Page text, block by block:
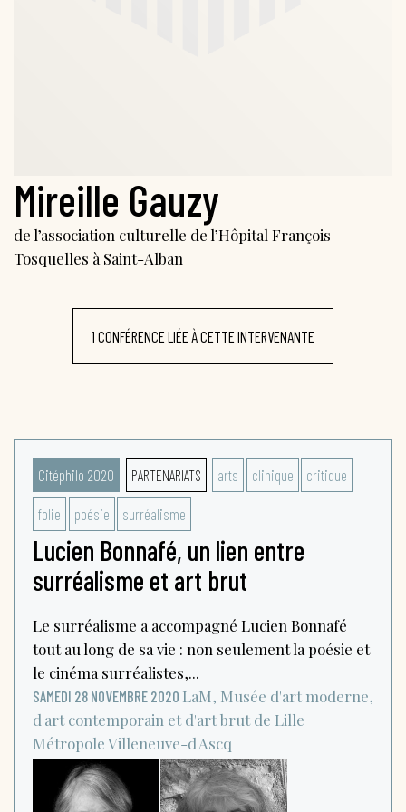
Mireille Gauzy
de l’association culturelle de l’Hôpital François
Tosquelles à Saint-Alban
1 CONFÉRENCE LIÉE À CETTE INTERVENANTE
Citéphilo 2020 PARTENARIATS arts clinique critique
folie poésie surréalisme
Lucien Bonnafé, un lien entre
surréalisme et art brut
Le surréalisme a accompagné Lucien Bonnafé
tout au long de sa vie : non seulement la poésie et
le cinéma surréalistes,...
SAMEDI 28 NOVEMBRE 2020 LaM, Musée d'art moderne,
d'art contemporain et d'art brut de Lille
MétropoleVilleneuve-d'Ascq